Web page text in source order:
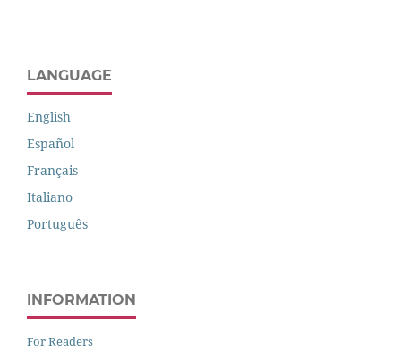
LANGUAGE
English
Español
Français
Italiano
Português
INFORMATION
For Readers